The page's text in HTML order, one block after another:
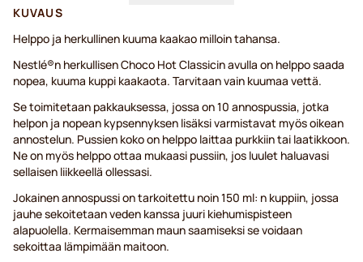
KUVAUS
Helppo ja herkullinen kuuma kaakao milloin tahansa.
Nestlé®n herkullisen Choco Hot Classicin avulla on helppo saada
nopea, kuuma kuppi kaakaota. Tarvitaan vain kuumaa vettä.
Se toimitetaan pakkauksessa, jossa on 10 annospussia, jotka
helpon ja nopean kypsennyksen lisäksi varmistavat myös oikean
annostelun. Pussien koko on helppo laittaa purkkiin tai laatikkoon.
Ne on myös helppo ottaa mukaasi pussiin, jos luulet haluavasi
sellaisen liikkeellä ollessasi.
Jokainen annospussi on tarkoitettu noin 150 ml: n kuppiin, jossa
jauhe sekoitetaan veden kanssa juuri kiehumispisteen
alapuolella. Kermaisemman maun saamiseksi se voidaan
sekoittaa lämpimään maitoon.